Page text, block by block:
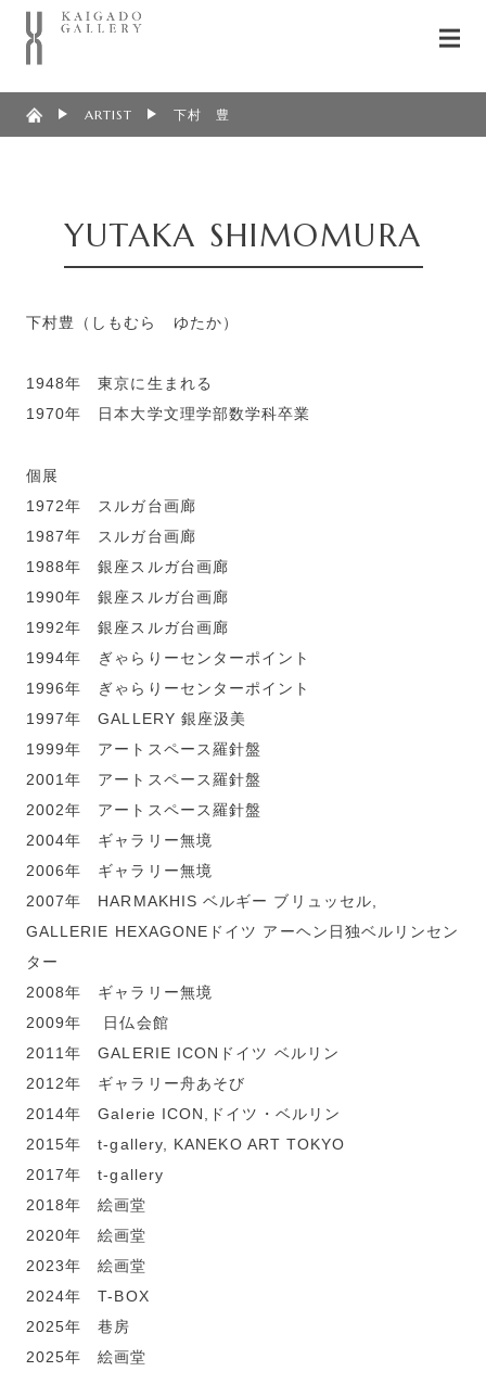
ARTIST 下村 豊
YUTAKA SHIMOMURA
下村豊（しもむら ゆたか）
1948年 東京に生まれる
1970年 日本大学文理学部数学科卒業
個展
1972年 スルガ台画廊
1987年 スルガ台画廊
1988年 銀座スルガ台画廊
1990年 銀座スルガ台画廊
1992年 銀座スルガ台画廊
1994年 ぎゃらりーセンターポイント
1996年 ぎゃらりーセンターポイント
1997年 GALLERY 銀座汲美
1999年 アートスペース羅針盤
2001年 アートスペース羅針盤
2002年 アートスペース羅針盤
2004年 ギャラリー無境
2006年 ギャラリー無境
2007年 HARMAKHIS ベルギー ブリュッセル,
GALLERIE HEXAGONEドイツ アーヘン日独ベルリンセン
ター
2008年 ギャラリー無境
2009年 日仏会館
2011年 GALERIE ICONドイツ ベルリン
2012年 ギャラリー舟あそび
2014年 Galerie ICON,ドイツ・ベルリン
2015年 t-gallery, KANEKO ART TOKYO
2017年 t-gallery
2018年 絵画堂
2020年 絵画堂
2023年 絵画堂
2024年 T-BOX
2025年 巷房
2025年 絵画堂